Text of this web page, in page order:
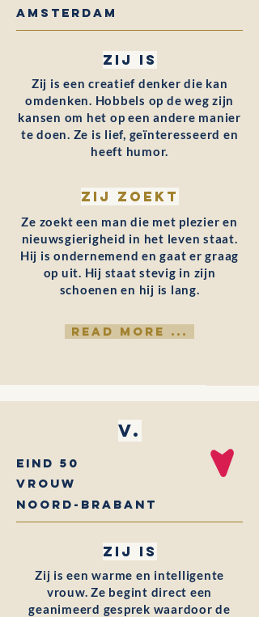
Amsterdam
Zij is
Zij is een creatief denker die kan
omdenken. Hobbels op de weg zijn
kansen om het op een andere manier
te doen. Ze is lief, geïnteresseerd en
heeft humor.
Zij zoekt
Ze zoekt een man die met plezier en
nieuwsgierigheid in het leven staat.
Hij is ondernemend en gaat er graag
op uit. Hij staat stevig in zijn
schoenen en hij is lang.
READ MORE ...
V.
eind 50
Vrouw
Noord-Brabant
Zij is
Zij is een warme en intelligente
vrouw. Ze begint direct een
geanimeerd gesprek waardoor de